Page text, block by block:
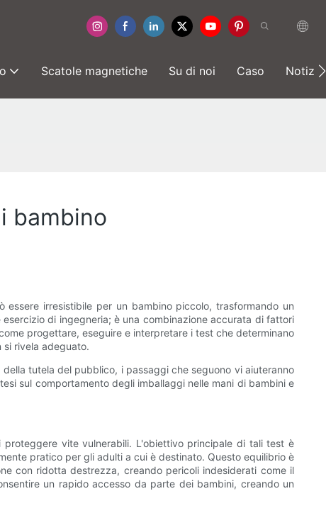
Scatole magnetiche Su di noi Caso Notizia
bambino
irresistibile per un bambino piccolo, trasformando un
di ingegneria; è una combinazione accurata di fattori
progettare, eseguire e interpretare i test che determinano
rivela adeguato.
tutela del pubblico, i passaggi che seguono vi aiuteranno
sul comportamento degli imballaggi nelle mani di bambini e
vite vulnerabili. L'obiettivo principale di tali test è
pratico per gli adulti a cui è destinato. Questo equilibrio è
con ridotta destrezza, creando pericoli indesiderati come il
un rapido accesso da parte dei bambini, creando un